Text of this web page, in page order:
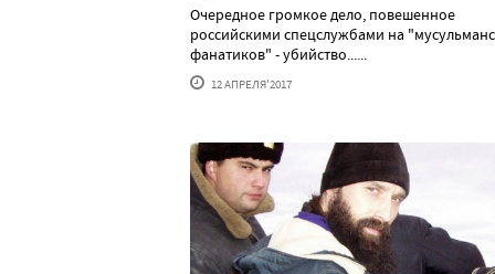
Очередное громкое дело, повешенное
российскими спецслужбами на
фанатиков" - убийство......
12 АПРЕЛЯ'2017